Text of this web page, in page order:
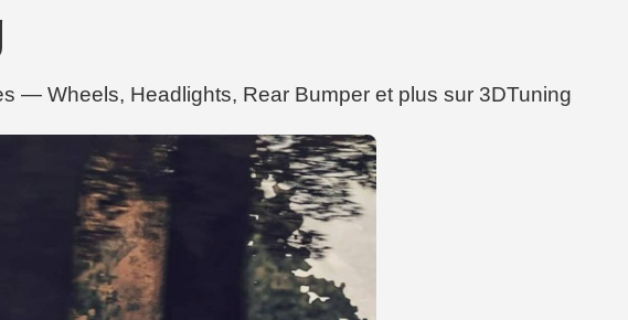
— Wheels, Headlights, Rear Bumper et plus sur 3DTuning